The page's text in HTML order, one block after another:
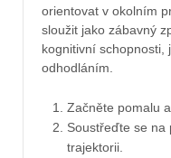
orientovat v okolním
sloužit jako zábavný
kognitivní schopnosti,
odhodláním.
Začněte pomalu
Soustřeďte se na
trajektorii.